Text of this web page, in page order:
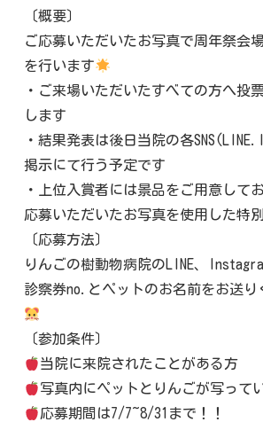
〔概要〕
ご応募いただいたお写真で周年祭会
を行います
・ご来場いただいたすべての方へ投
します
・結果発表は後日当院の各
掲示にて行う予定です
・上位入賞者には景品をご用意して
応募いただいたお写真を使用した特
〔応募方法〕
りんごの樹動物病院のLINE、
診察券no.とペットのお名前をお送り
〔参加条件〕
当院に来院されたことがある方
写真内にペットとりんごが写って
応募期間は7/7~8/31まで！！